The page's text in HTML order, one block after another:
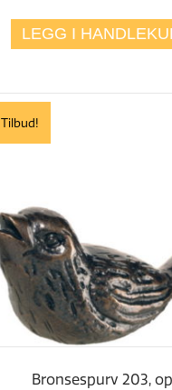
var:
kr2.200,00.
LEGG I
Tilbud!
Bronsespurv 203,